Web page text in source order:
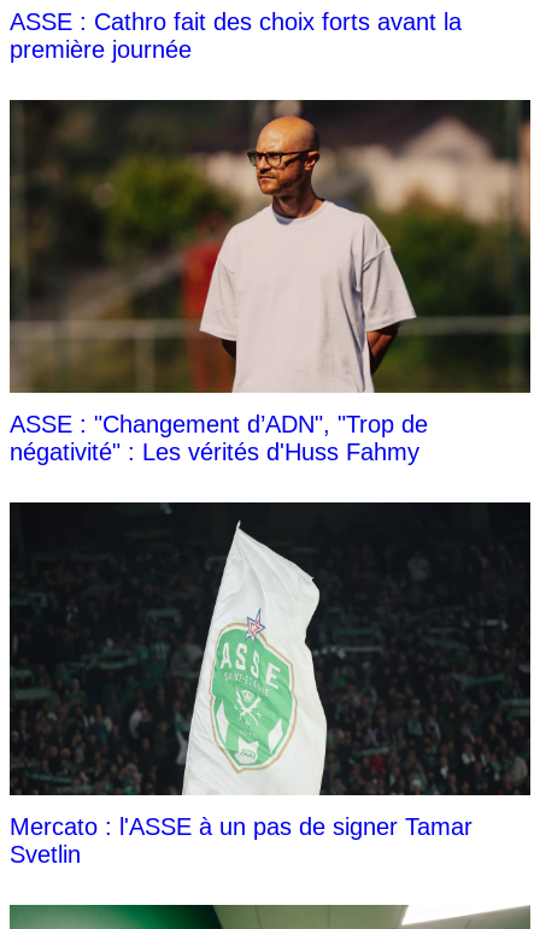
ASSE : Cathro fait des choix forts avant la
première journée
ASSE : "Changement d’ADN", "Trop de
négativité" : Les vérités d'Huss Fahmy
Mercato : l'ASSE à un pas de signer Tamar
Svetlin